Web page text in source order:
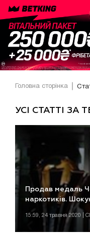
Головна сторінка
УСІ СТАТТІ ЗА
Продав медаль
наркотиків.
15:59, 24 травня 2020 |